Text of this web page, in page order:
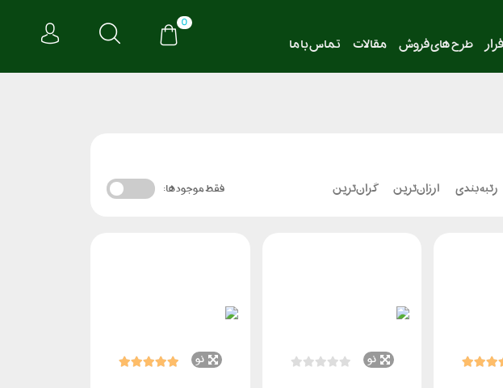
طرح های فروش مقالات تماس با ما
0
رتبه بندی ارزان‌ترین گران‌ترین فقط موجود ها:
نو نو